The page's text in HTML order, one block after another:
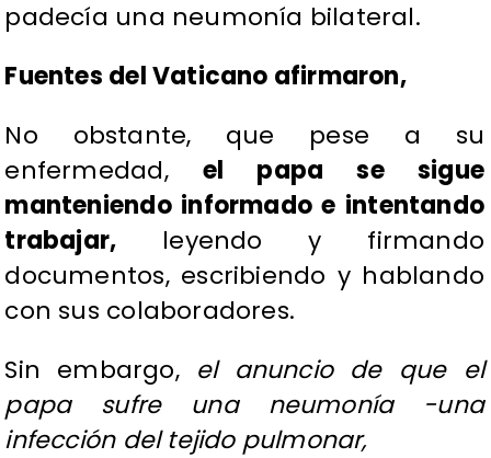
padecía una neumonía bilateral.
Fuentes del Vaticano afirmaron,
No obstante, que pese a su
enfermedad, el papa se sigue
manteniendo informado e intentando
trabajar, leyendo y firmando
documentos, escribiendo y hablando
con sus colaboradores.
Sin embargo, el anuncio de que el
papa sufre una neumonía -una
infección del tejido pulmonar,